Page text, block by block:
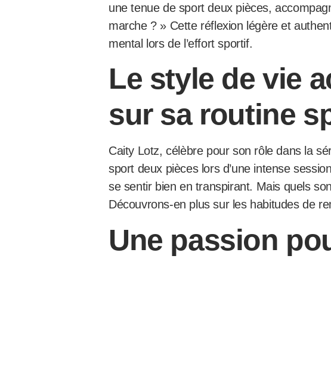
une tenue de sport deux pièces,
marche ? » Cette réflexion légère et
mental lors de l’effort sportif.
Le style de vie
sur sa routine
Caity Lotz, célèbre pour son rôle dans la
sport deux pièces lors d’une intense
se sentir bien en transpirant. Mais quels
Découvrons-en plus sur les habitudes de
Une passion